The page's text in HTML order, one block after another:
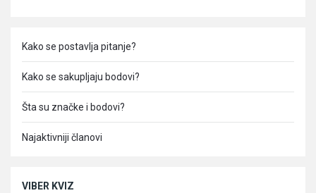
Kako se postavlja pitanje?
Kako se sakupljaju bodovi?
Šta su značke i bodovi?
Najaktivniji članovi
VIBER KVIZ